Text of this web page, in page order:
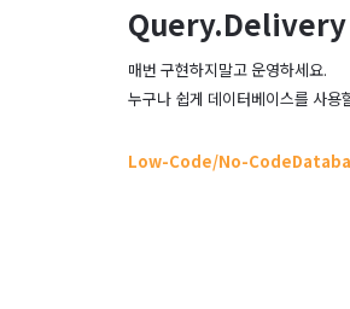
Query.Delivery
매번 구현하지말고 운영하세요.
누구나 쉽게 데이터베이스를 사용
Low-Code/No-Code